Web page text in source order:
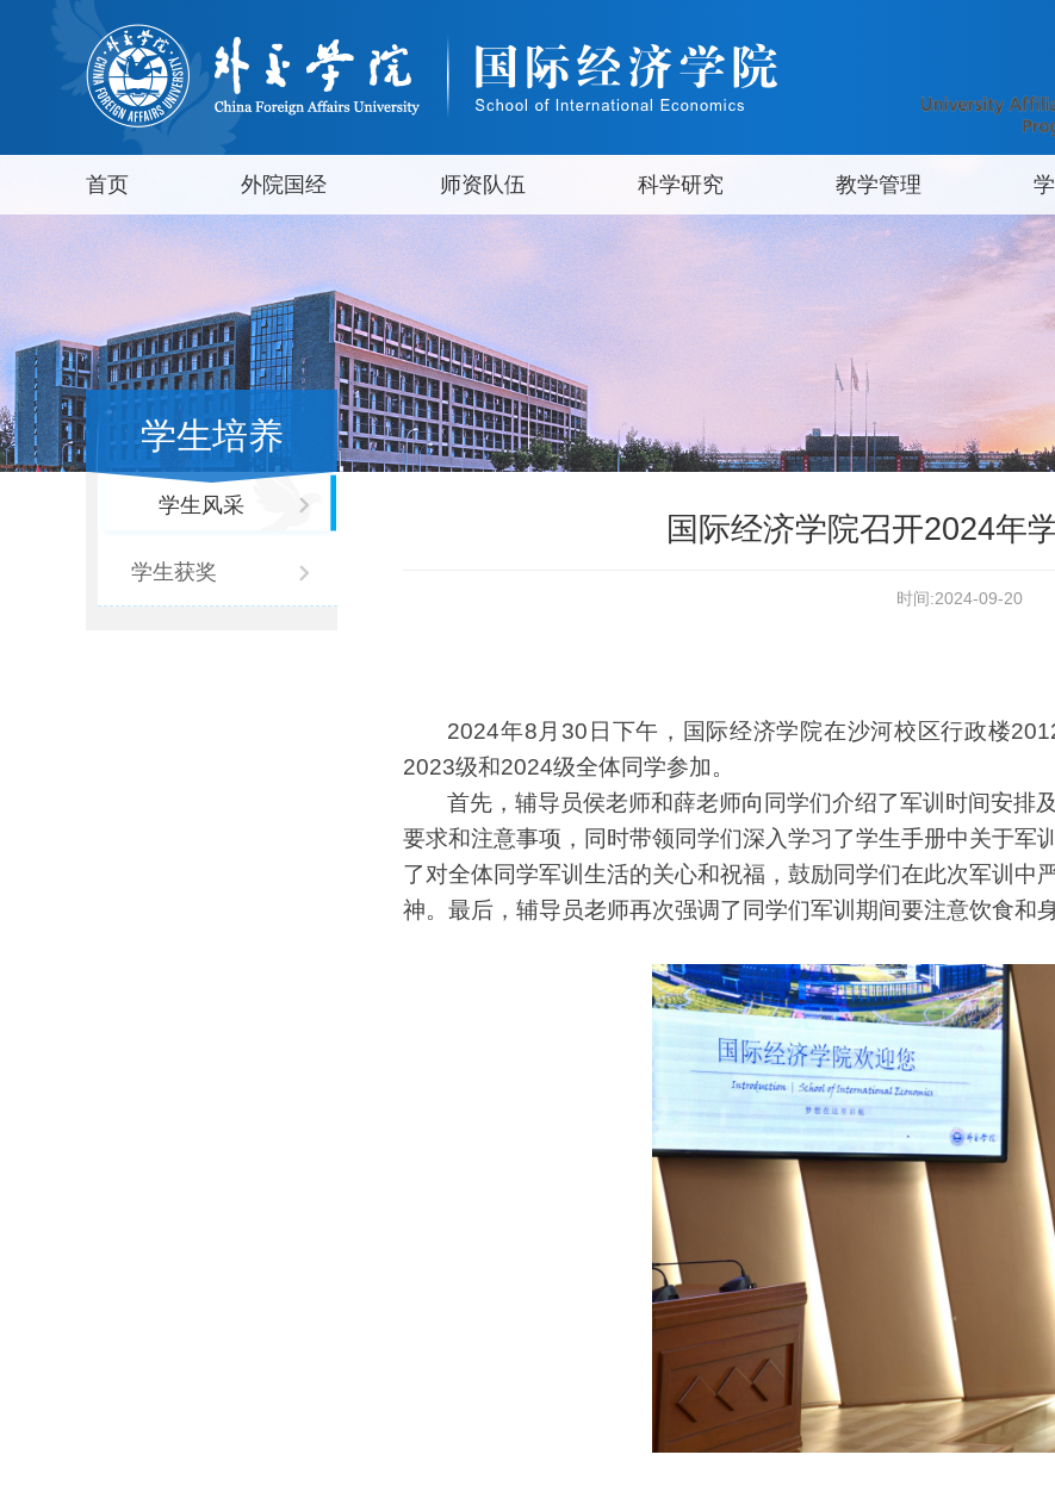
首页 外院国经 师资队伍 科学研究 教学管理
学生培养
学生风采
学生获奖
国际经济学院召开2024年
时间:2024-09-20
2024年8月30日下午，国际经济学院在沙河校区行政楼
2023级和2024级全体同学参加。
首先，辅导员侯老师和薛老师向 同学们介绍了军训时间安排
要求和注意事项，同时带领同学们深入学习了学生手册中关于军
了对全体同学军训生活的关心和祝福，鼓励同学们在此次军训中
神。最后，辅导员老师再次强调了同学们军训期间要注意饮食和身